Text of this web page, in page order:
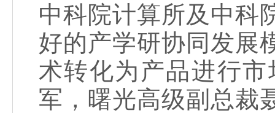
中科院计算所及中科
好的产学研协同发展
术转化为产品进行
军，曙光高级副总裁